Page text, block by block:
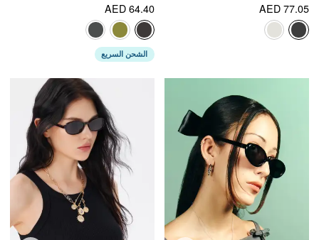
AED 77.05
AED 64.40
الشحن السريع